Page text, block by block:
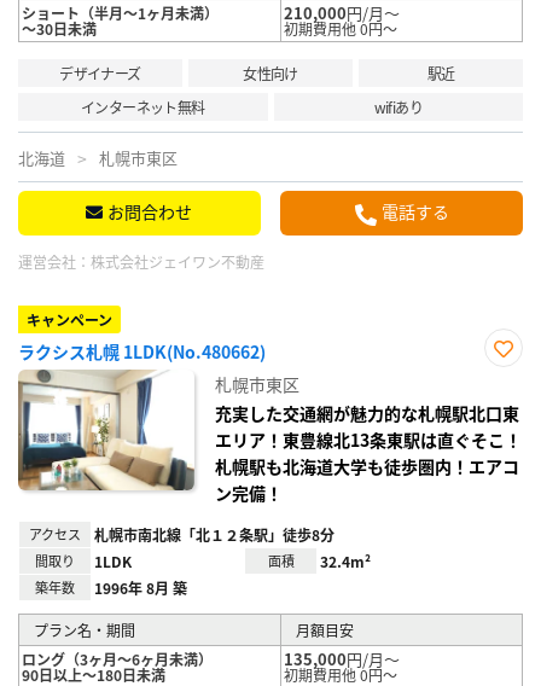
ショート（半月～1ヶ月未満）
～30日未満
210,000円/月～
初期費用他 0円～
デザイナーズ 女性向け
駅近
インターネット無料
wifiあり
北海道 札幌市東区
お問合わせ 電話する
運営会社： 株式会社ジェイワン不動産
キャンペーン
ラクシス札幌 1LDK(No.480662)
り登
録
札幌市東区
充実した交通網が魅力的な札幌駅北口東
エリア！東豊線北13条東駅は直ぐそこ！
札幌駅も北海道大学も徒歩圏内！エアコ
ン完備！
アクセス 札幌市南北線「北１２条駅」徒歩8分
間取り 1LDK 面積 32.4m²
築年数 1996年 8月 築
プラン名・期間
月額目安
ロング（3ヶ月～6ヶ月未満）
90日以上～180日未満
135,000円/月～
初期費用他 0円～